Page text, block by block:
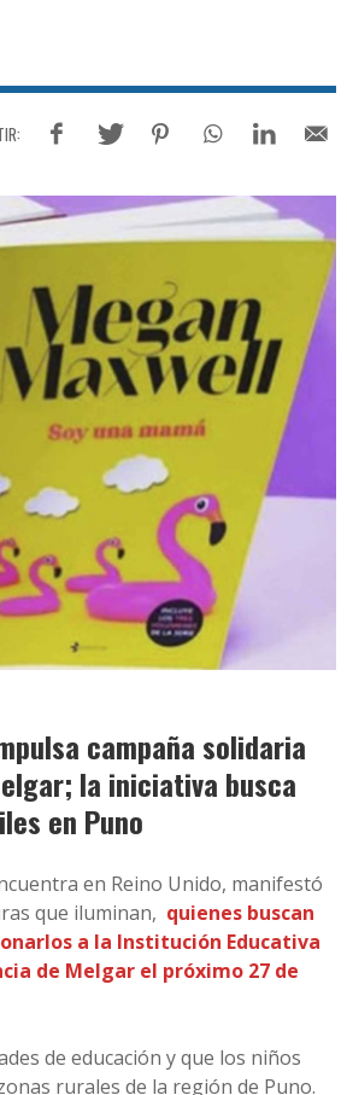
campaña solidaria
la iniciativa busca
en Puno
en Reino Unido, manifestó
que iluminan, quienes buscan
a la Institución Educativa
de Melgar el próximo 27 de
de educación y que los niños
rurales de la región de Puno.